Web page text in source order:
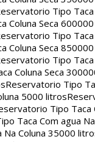
Tipo
Coluna Seca
Tipo
Coluna Seca
Tipo
Coluna Seca
Reservatorio Tipo
5000 litros
Tipo Taca
Taca Com agua
Coluna 35000